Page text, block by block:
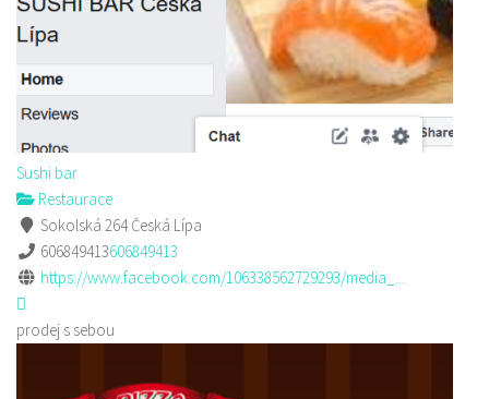
Sushi bar
Restaurace
Sokolská 264 Česká Lípa
606849413606849413
https://www.facebook.com/106338562729293/media_...
prodej s sebou